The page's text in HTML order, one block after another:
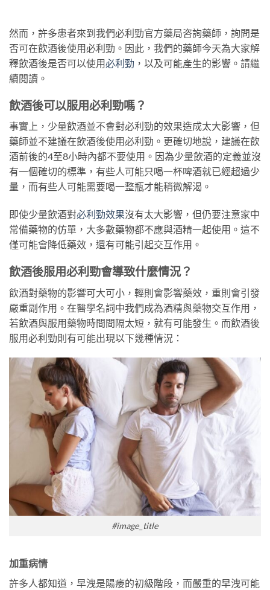
然而，許多患者來到我們必利勁官方藥局咨詢藥師，詢問是
否可在飲酒後使用必利勁。因此，我們的藥師今天為大家解
釋飲酒後是否可以使用必利勁 ，以及可能產生的影響。請繼
續閱讀。
飲酒後可以服用必利勁嗎？
事實上，少量飲酒並不會對必利勁的效果造成太大影響，但
藥師並不建議在飲酒後使用必利勁。更確切地說，建議在飲
酒前後的4至8小時內都不要使用。因為少量飲酒的定義並沒
有一個確切的標準，有些人可能只喝一杯啤酒就已經超過少
量，而有些人可能需要喝一整瓶才能稍微解渴。
即使少量飲酒對必利勁效果沒有太大影響，但仍要注意家中
常備藥物的仿單，大多數藥物都不應與酒精一起使用。這不
僅可能會降低藥效，還有可能引起交互作用。
飲酒後服用必利勁會導致什麼情況？
飲酒對藥物的影響可大可小，輕則會影響藥效，重則會引發
嚴重副作用。在醫學名詞中我們成為酒精與藥物交互作用，
若飲酒與服用藥物時間間隔太短，就有可能發生。而飲酒後
服用必利勁則有可能出現以下幾種情況：
#image_title
加重病情
許多人都知道，早洩是陽痿的初級階段，而嚴重的早洩可能